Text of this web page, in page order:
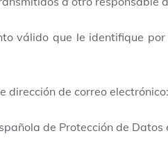
válido que le identifique
dirección de correo electrónico:
de Protección de